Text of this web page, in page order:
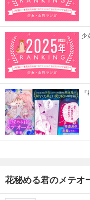
少
花秘める君のメテオ